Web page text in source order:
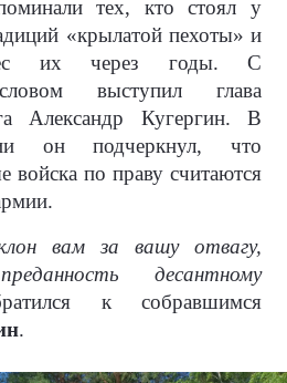
тех, кто стоял у
«крылатой пехоты» и
их через годы. С
выступил глава
Александр Кугергин. В
он подчеркнул, что
войска по праву считаются
вам за вашу отвагу,
десантному
к собравшимся
.